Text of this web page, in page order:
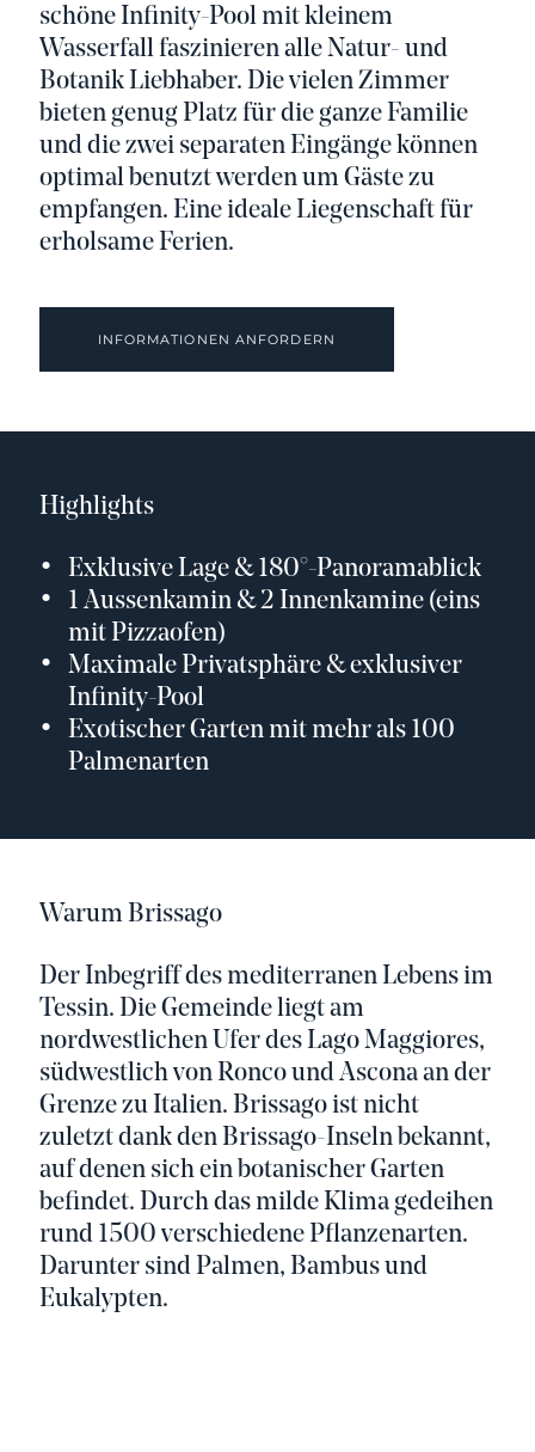
schöne Infinity-Pool mit kleinem
Wasserfall faszinieren alle Natur- und
Botanik Liebhaber. Die vielen Zimmer
bieten genug Platz für die ganze Familie
und die zwei separaten Eingänge können
optimal benutzt werden um Gäste zu
empfangen. Eine ideale Liegenschaft für
erholsame Ferien.
INFORMATIONEN ANFORDERN
Highlights
Exklusive Lage & 180°-Panoramablick
1 Aussenkamin & 2 Innenkamine (eins
mit Pizzaofen)
Maximale Privatsphäre & exklusiver
Infinity-Pool
Exotischer Garten mit mehr als 100
Palmenarten
Warum Brissago
Der Inbegriff des mediterranen Lebens im
Tessin. Die Gemeinde liegt am
nordwestlichen Ufer des Lago Maggiores,
südwestlich von Ronco und Ascona an der
Grenze zu Italien. Brissago ist nicht
zuletzt dank den Brissago-Inseln bekannt,
auf denen sich ein botanischer Garten
befindet. Durch das milde Klima gedeihen
rund 1500 verschiedene Pflanzenarten.
Darunter sind Palmen, Bambus und
Eukalypten.